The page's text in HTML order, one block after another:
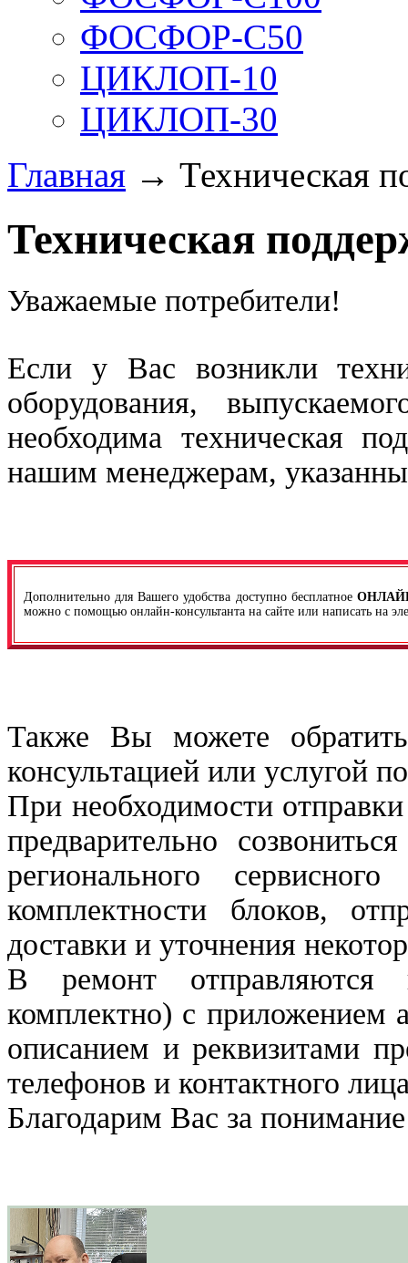
ФОСФОР-С50
ЦИКЛОП-10
ЦИКЛОП-30
Главная → Техническая
Техническая
Уважаемые потребители!
Если у Вас возникли
оборудования,
необходима техническая
нашим менеджерам,
Дополнительно для Вашего удобства доступно бесплатное
можно с помощью онлайн-консультанта на сайте или написать на
Также Вы можете
консультацией или услугой
При необходимости
предварительно
регионального
комплектности блоков,
доставки и уточнения
В ремонт отправляются
комплектно) с приложением
описанием и реквизитами
телефонов и контактного
Благодарим Вас за